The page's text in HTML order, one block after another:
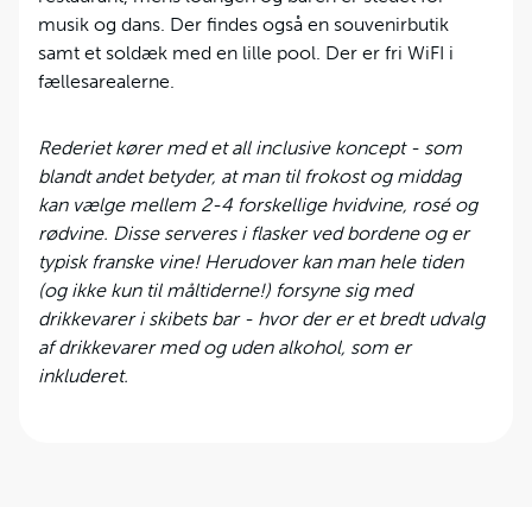
musik og dans. Der findes også en souvenirbutik
samt et soldæk med en lille pool. Der er fri WiFI i
fællesarealerne.
Rederiet kører med et all inclusive koncept - som
blandt andet betyder, at man til frokost og middag
kan vælge mellem 2-4 forskellige hvidvine, rosé og
rødvine. Disse serveres i flasker ved bordene og er
typisk franske vine! Herudover kan man hele tiden
(og ikke kun til måltiderne!) forsyne sig med
drikkevarer i skibets bar - hvor der er et bredt udvalg
af drikkevarer med og uden alkohol, som er
inkluderet.